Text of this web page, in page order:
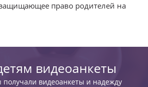
защищающее право родителей на
видеоанкеты
видеоанкеты и надежду